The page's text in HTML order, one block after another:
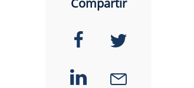
Compartir